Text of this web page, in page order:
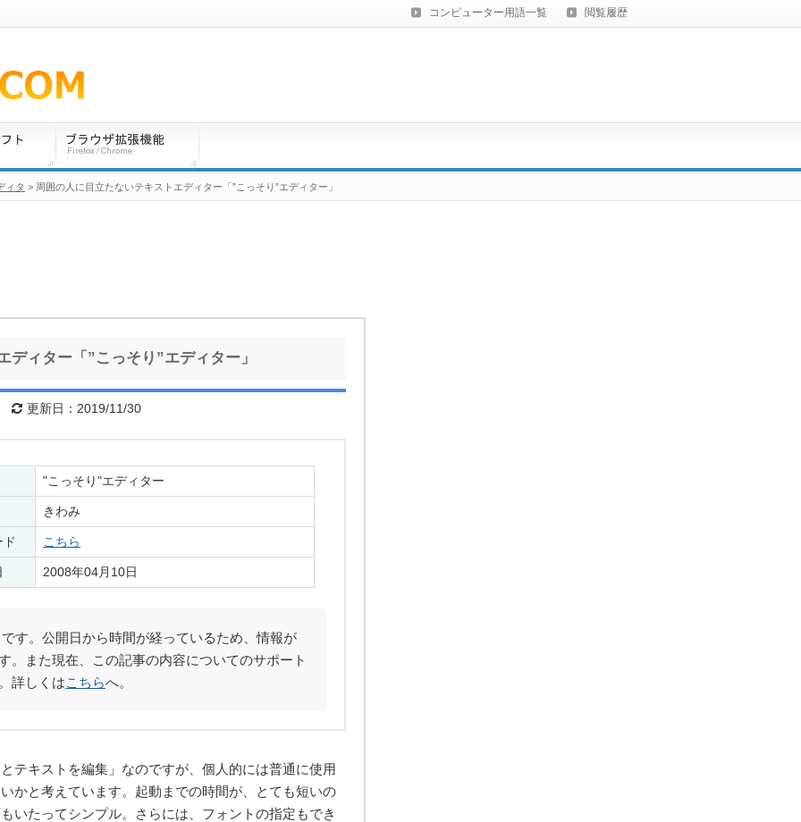
ィター「”こっそり”エディター」
更新日：2019/11/30
"こっそり"エディター
きわみ
こちら
2008年04月10日
す。公開日から時間が経っているため、情報が
。また現在、この記事の内容についてのサポート
詳しくはこちらへ。
テキストを編集」なのですが、個人的には普通に使用
かと考えています。起動までの時間が、とても短いの
いたってシンプル。さらには、フォントの指定もでき
コンピューター用語一覧 閲覧履歴
ィタ > 周囲の人に目立たないテキストエディター「”こっそり”エディター」